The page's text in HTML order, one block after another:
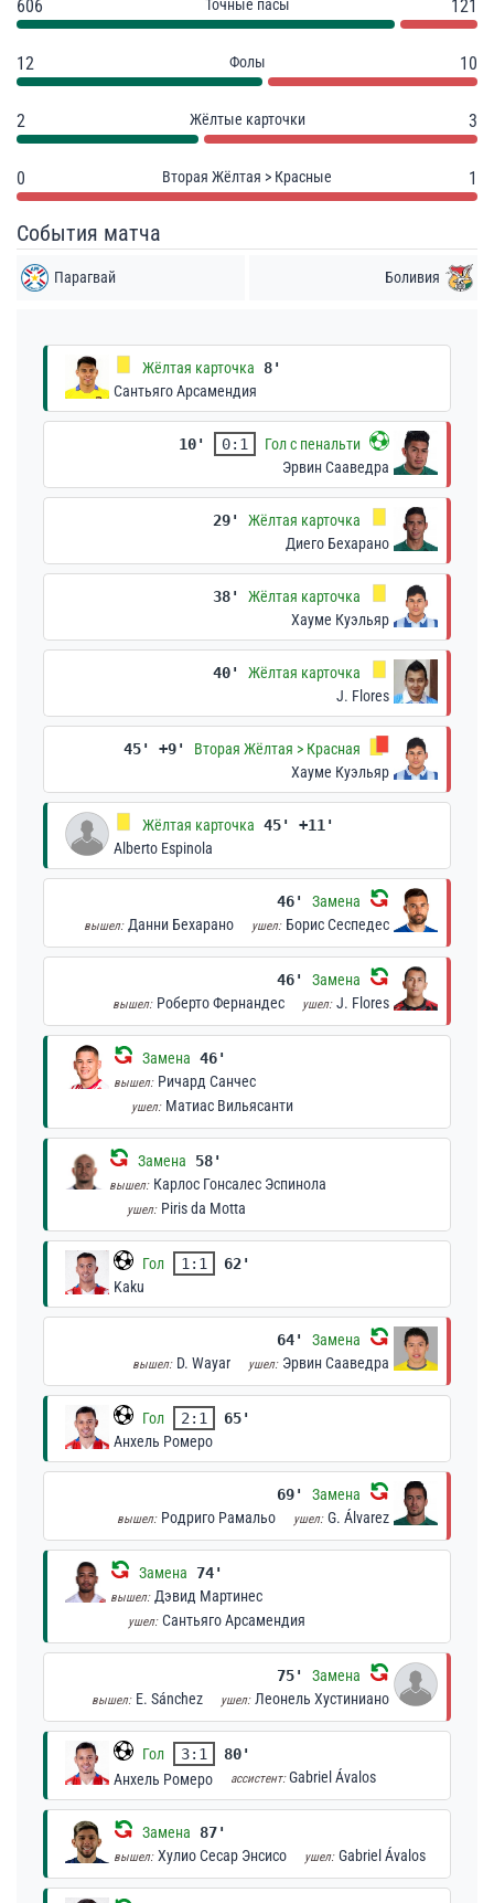
606 Точные пасы 121
12 Фолы 10
2 Жёлтые карточки 3
0 Вторая Жёлтая > Красные 1
События матча
Парагвай Боливия
Жёлтая карточка
8'
Сантьяго Арсамендия
10' 0:1
Гол с пенальти
Эрвин Сааведра
29'
Жёлтая карточка
Диего Бехарано
38'
Жёлтая карточка
Хауме Куэльяр
40'
Жёлтая карточка
J. Flores
45' +9'
Вторая Жёлтая > Красная
Хауме Куэльяр
Жёлтая карточка 45' +11'
Alberto Espinola
46' Замена
вышел: Данни Бехарано ушел: Борис Сеспедес
46' Замена
вышел: Роберто Фернандес ушел: J. Flores
Замена 46'
вышел: Ричард Санчес
ушел: Матиас Вильясанти
Замена 58'
вышел: Карлос Гонсалес Эспинола
ушел: Piris da Motta
Гол 1:1
62'
Kaku
64' Замена
вышел: D. Wayar ушел: Эрвин Сааведра
Гол 2:1
65'
Анхель Ромеро
69' Замена
вышел: Родриго Рамальо ушел: G. Álvarez
Замена 74'
вышел: Дэвид Мартинес
ушел: Сантьяго Арсамендия
75' Замена
вышел: E. Sánchez ушел: Леонель Хустиниано
Гол 3:1
80'
Анхель Ромеро
ассистент:Gabriel Ávalos
Замена 87'
вышел: Хулио Сесар Энсисо ушел: Gabriel Ávalos